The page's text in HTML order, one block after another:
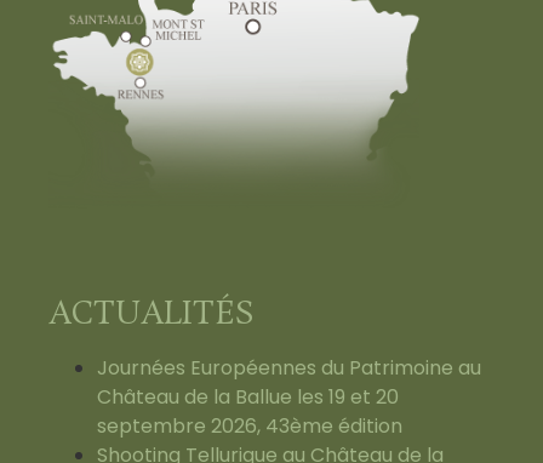
ACTUALITÉS
Journées Européennes du Patrimoine au
Château de la Ballue les 19 et 20
septembre 2026, 43ème édition
Shooting Tellurique au Château de la